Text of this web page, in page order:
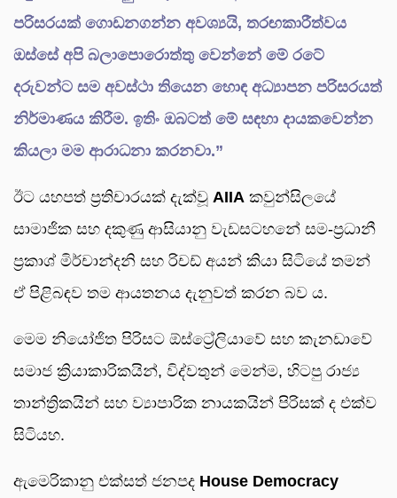
පරිසරයක් ගොඩනගන්න අවශ්‍යයි, තරඟකාරීත්වය
ඔස්සේ අපි බලාපොරොත්තු වෙන්නේ මේ රටේ
දරුවන්ට සම අවස්ථා තියෙන හොඳ අධ්‍යාපන පරිසරයත්
නිර්මාණය කිරීම. ඉතිං ඔබටත් මේ සඳහා දායකවෙන්න
කියලා මම ආරාධනා කරනවා.”
ඊට යහපත් ප්‍රතිචාරයක් දැක්වූ AIIA කවුන්සිලයේ
සාමාජික සහ දකුණු ආසියානු වැඩසටහනේ සම-ප්‍රධානී
ප්‍රකාශ් මිර්චාන්දනි සහ රිචඩ් අයන් කියා සිටියේ තමන්
ඒ පිළිබඳව තම ආයතනය දැනුවත් කරන බව ය.
මෙම නියෝජිත පිරිසට ඕස්ට්‍රේලියාවේ සහ කැනඩාවේ
සමාජ ක්‍රියාකාරිකයින්, විද්වතුන් මෙන්ම, හිටපු රාජ්‍ය
තාන්ත්‍රිකයින් සහ ව්‍යාපාරික නායකයින් පිරිසක් ද එක්ව
සිටියහ.
ඇමෙරිකානු එක්සත් ජනපද House Democracy